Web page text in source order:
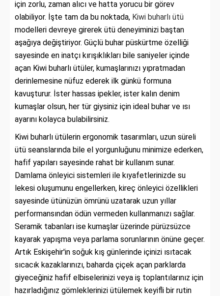
için zorlu, zaman alıcı ve hatta yorucu bir görev
olabiliyor. İşte tam da bu noktada, Kiwi buharlı ütü
modelleri devreye girerek ütü deneyiminizi baştan
aşağıya değiştiriyor. Güçlü buhar püskürtme özelliği
sayesinde en inatçı kırışıklıkları bile saniyeler içinde
açan Kiwi buharlı ütüler, kumaşlarınızı yıpratmadan
derinlemesine nüfuz ederek ilk günkü formuna
kavuşturur. İster hassas ipekler, ister kalın denim
kumaşlar olsun, her tür giysiniz için ideal buhar ve ısı
ayarını kolayca bulabilirsiniz.
Kiwi buharlı ütülerin ergonomik tasarımları, uzun süreli
ütü seanslarında bile el yorgunluğunu minimize ederken,
hafif yapıları sayesinde rahat bir kullanım sunar.
Damlama önleyici sistemleri ile kıyafetlerinizde su
lekesi oluşumunu engellerken, kireç önleyici özellikleri
sayesinde ütünüzün ömrünü uzatarak uzun yıllar
performansından ödün vermeden kullanmanızı sağlar.
Seramik tabanları ise kumaşlar üzerinde pürüzsüzce
kayarak yapışma veya parlama sorunlarının önüne geçer.
Artık Eskişehir'in soğuk kış günlerinde içinizi ısıtacak
sıcacık kazaklarınızı, baharda çiçek açan parklarda
giyeceğiniz hafif elbiselerinizi veya iş toplantılarınız için
hazırladığınız gömleklerinizi ütülemek keyifli bir rutin